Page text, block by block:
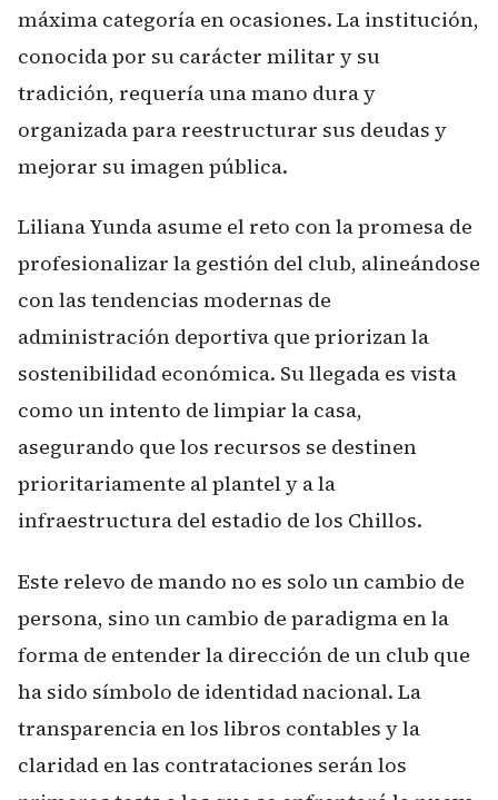
máxima categoría en ocasiones. La institución,
conocida por su carácter militar y su
tradición, requería una mano dura y
organizada para reestructurar sus deudas y
mejorar su imagen pública.
Liliana Yunda asume el reto con la promesa de
profesionalizar la gestión del club, alineándose
con las tendencias modernas de
administración deportiva que priorizan la
sostenibilidad económica. Su llegada es vista
como un intento de limpiar la casa,
asegurando que los recursos se destinen
prioritariamente al plantel y a la
infraestructura del estadio de los Chillos.
Este relevo de mando no es solo un cambio de
persona, sino un cambio de paradigma en la
forma de entender la dirección de un club que
ha sido símbolo de identidad nacional. La
transparencia en los libros contables y la
claridad en las contrataciones serán los